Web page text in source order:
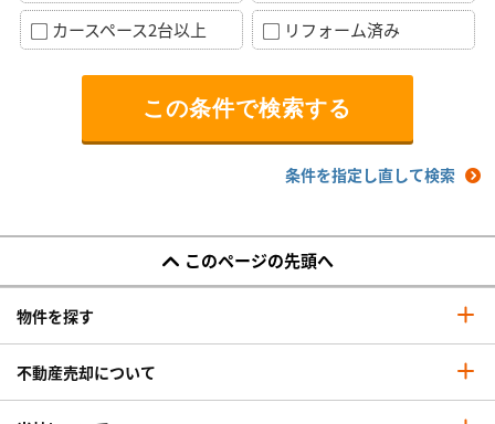
カースペース2台以上
リフォーム済み
条件を指定し直して検索
このページの先頭へ
物件を探す
不動産売却について